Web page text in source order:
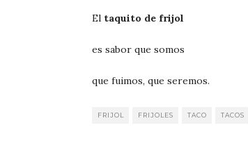
El taquito de frijol
es sabor que somos
que fuimos, que seremos.
FRIJOL FRIJOLES TACO TACOS